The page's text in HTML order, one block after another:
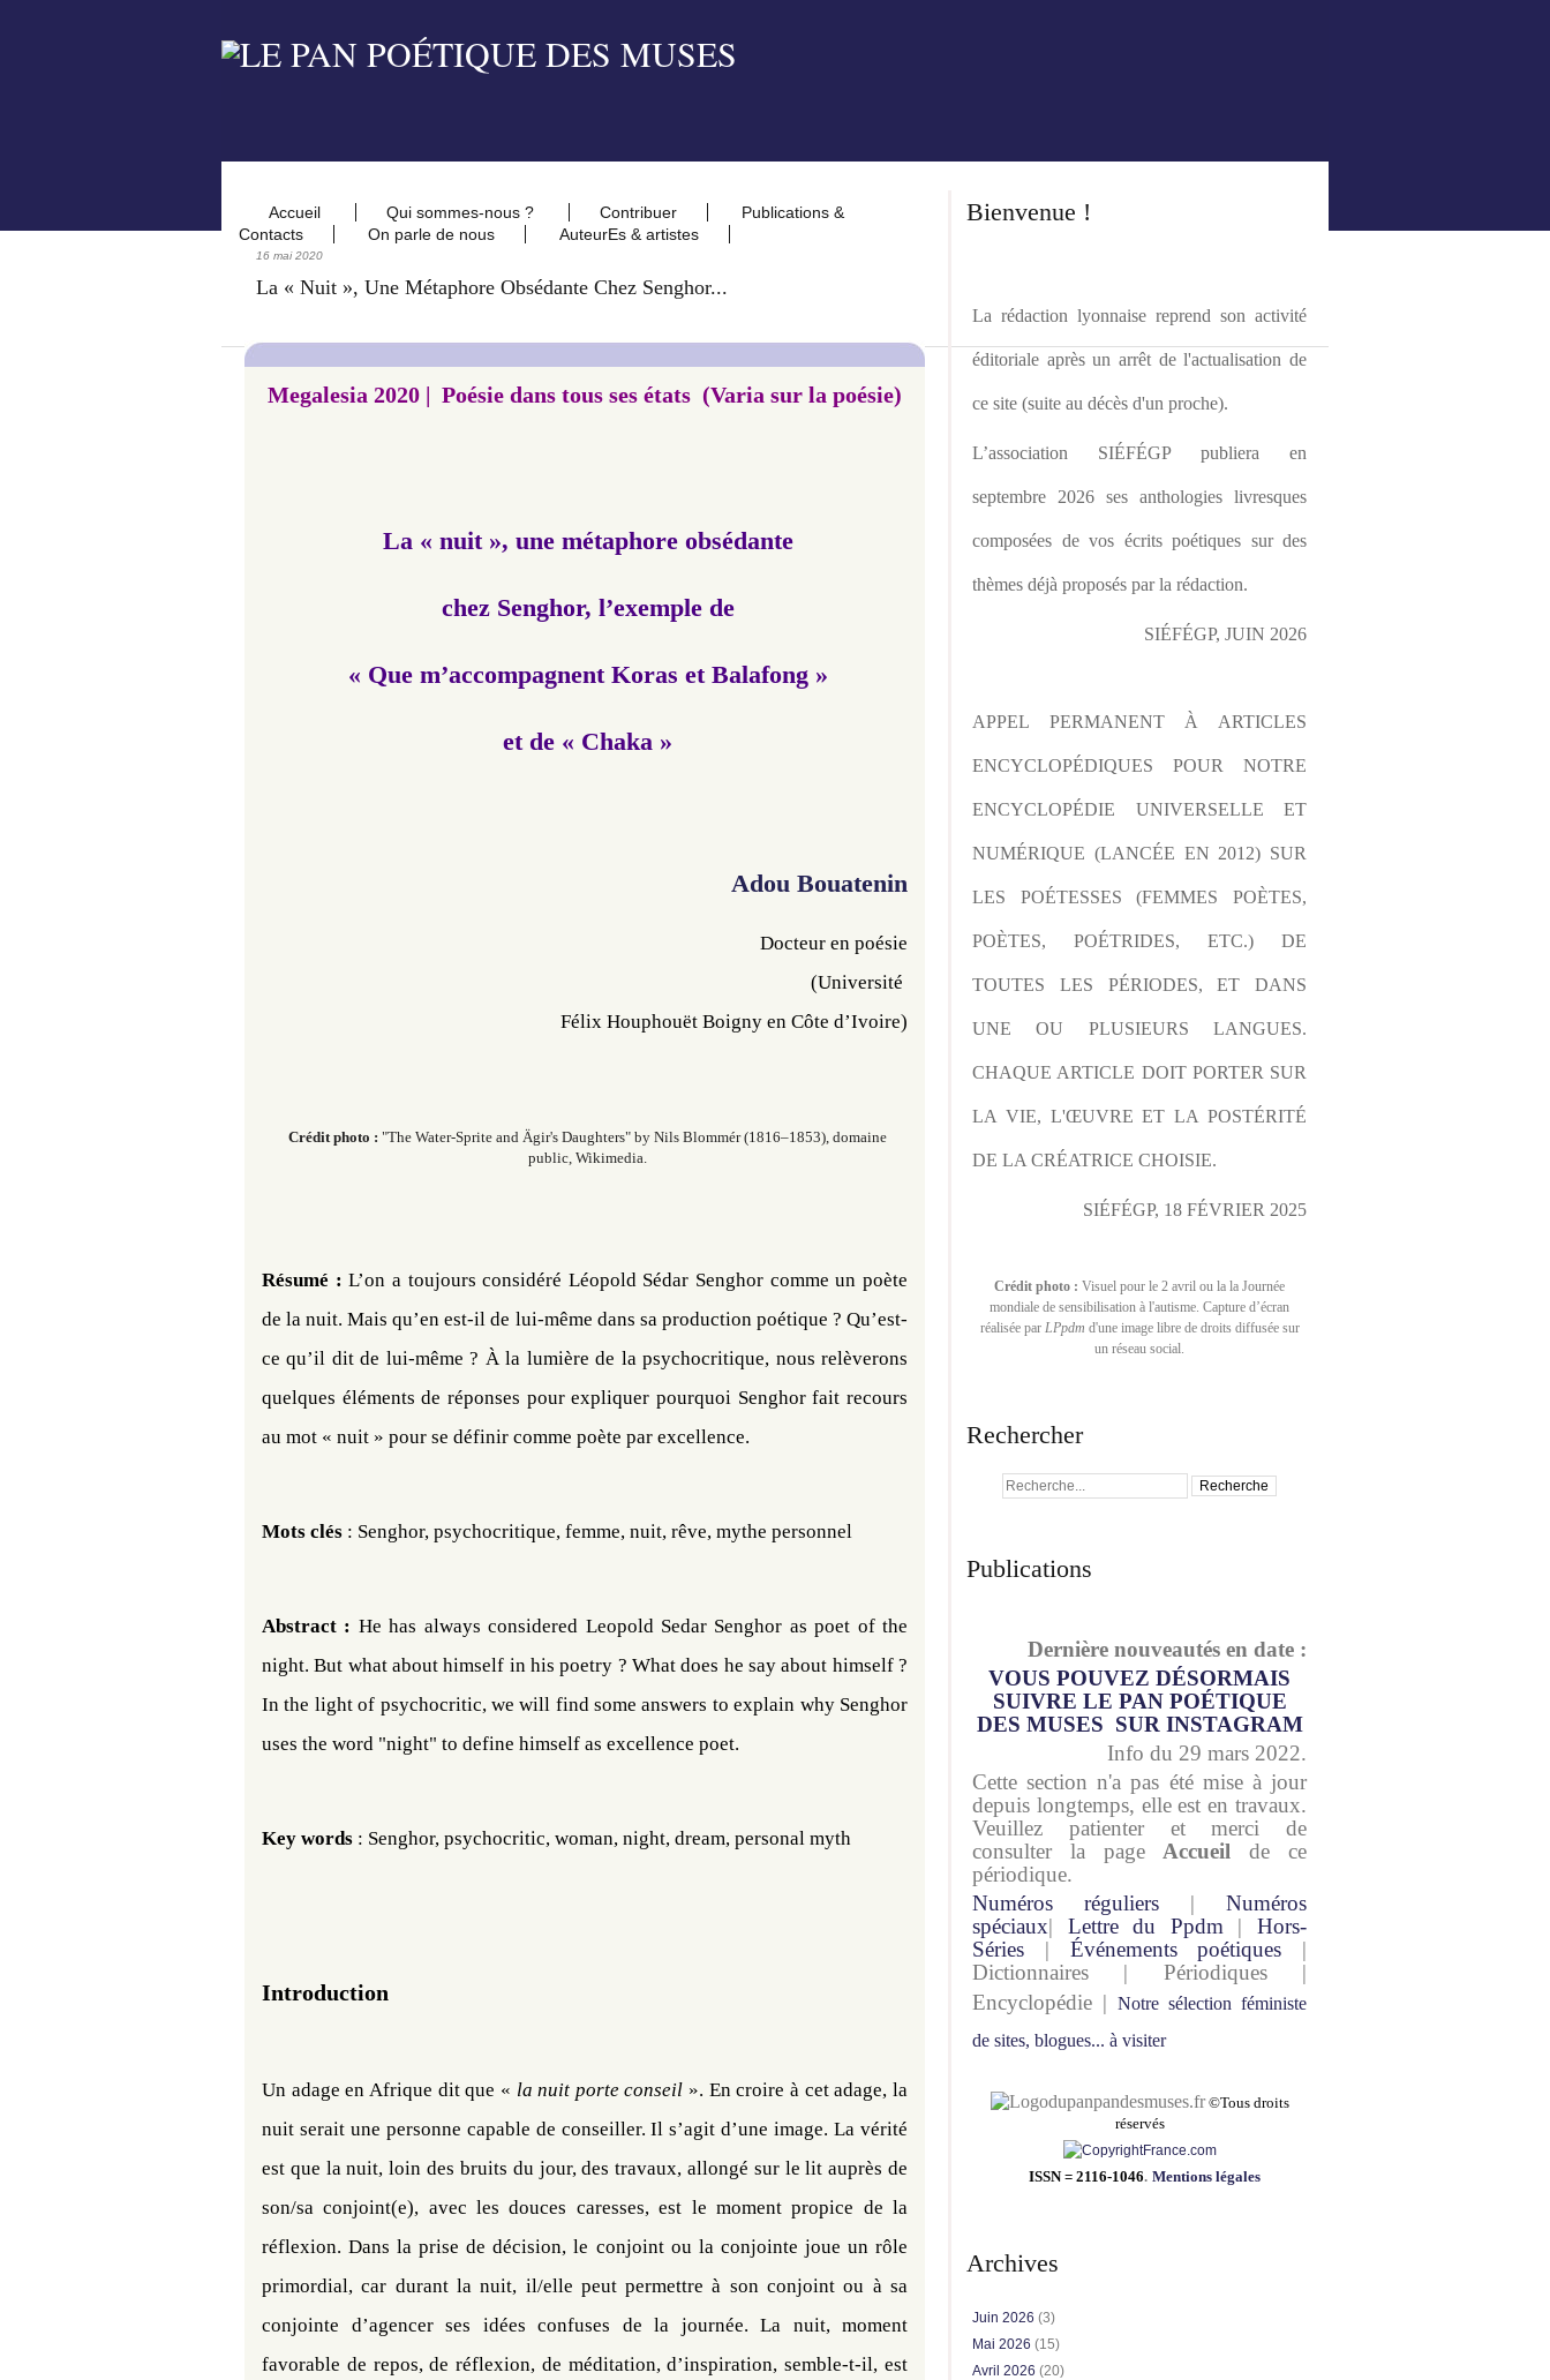
Accueil Qui sommes-nous ? Contribuer
Publications &
Contacts
On parle de nous AuteurEs & artistes
16 mai 2020
La « Nuit », Une Métaphore Obsédante Chez Senghor...
Megalesia 2020 | Poésie dans tous ses états (Varia sur la poésie)
La « nuit », une métaphore obsédante
chez Senghor, l’exemple de
« Que m’accompagnent Koras et Balafong »
et de « Chaka »
Adou Bouatenin
Docteur en poésie
(Université
Félix Houphouët Boigny en Côte d’Ivoire)
Crédit photo : "The Water-Sprite and Ägir's Daughters" by Nils Blommér (1816–1853), domaine
public, Wikimedia.
Résumé :L’on a toujours considéré Léopold Sédar Senghor comme un poète
de la nuit. Mais qu’en est-il de lui-même dans sa production poétique ? Qu’est-
ce qu’il dit de lui-même ? À la lumière de la psychocritique, nous relèverons
quelques éléments de réponses pour expliquer pourquoi Senghor fait recours
au mot « nuit » pour se définir comme poète par excellence.
Mots clés : Senghor, psychocritique, femme, nuit, rêve, mythe personnel
Abstract : He has always considered Leopold Sedar Senghor as poet of the
night. But what about himself in his poetry ? What does he say about himself ?
In the light of psychocritic, we will find some answers to explain why Senghor
uses the word "night" to define himself as excellence poet.
Key words : Senghor, psychocritic, woman, night, dream, personal myth
Introduction
Un adage en Afrique dit que « la nuit porte conseil ». En croire à cet adage, la
nuit serait une personne capable de conseiller. Il s’agit d’une image. La vérité
est que la nuit, loin des bruits du jour, des travaux, allongé sur le lit auprès de
son/sa conjoint(e), avec les douces caresses, est le moment propice de la
réflexion. Dans la prise de décision, le conjoint ou la conjointe joue un rôle
primordial, car durant la nuit, il/elle peut permettre à son conjoint ou à sa
conjointe d’agencer ses idées confuses de la journée. La nuit, moment
favorable de repos, de réflexion, de méditation, d’inspiration, semble-t-il, est
Bienvenue !
La rédaction lyonnaise reprend son activité
éditoriale après un arrêt de l'actualisation de
ce site (suite au décès d'un proche).
L’association SIÉFÉGP publiera en
septembre 2026 ses anthologies livresques
composées de vos écrits poétiques sur des
thèmes déjà proposés par la rédaction.
SIÉFÉGP, JUIN 2026
APPEL PERMANENT À ARTICLES
ENCYCLOPÉDIQUES POUR NOTRE
ENCYCLOPÉDIE UNIVERSELLE ET
NUMÉRIQUE (LANCÉE EN 2012) SUR
LES POÉTESSES (FEMMES POÈTES,
POÈTES, POÉTRIDES, ETC.) DE
TOUTES LES PÉRIODES, ET DANS
UNE OU PLUSIEURS LANGUES.
CHAQUE ARTICLE DOIT PORTER SUR
LA VIE, L'ŒUVRE ET LA POSTÉRITÉ
DE LA CRÉATRICE CHOISIE.
SIÉFÉGP, 18 FÉVRIER 2025
Crédit photo : Visuel pour le 2 avril ou la la Journée
mondiale de sensibilisation à l'autisme. Capture d’écran
réalisée par LPpdm d'une image libre de droits diffusée sur
un réseau social.
Rechercher
Publications
Dernière nouveautés en date :
VOUS POUVEZ DÉSORMAIS
SUIVRE LE PAN POÉTIQUE
DES MUSES SUR INSTAGRAM
Info du 29 mars 2022.
Cette section n'a pas été mise à jour
depuis longtemps, elle est en travaux.
Veuillez patienter et merci de
consulter la page Accueil de ce
périodique.
Numéros réguliers | Numéros
spéciaux| Lettre du Ppdm |Hors-
Séries | Événements poétiques |
Dictionnaires | Périodiques |
Encyclopédie | Notre sélection féministe
de sites, blogues... à visiter
pandesmuses.fr ©Tous droits
réservés
ISSN = 2116-1046. Mentions légales
Archives
Juin 2026 (3)
Mai 2026 (15)
Avril 2026 (20)